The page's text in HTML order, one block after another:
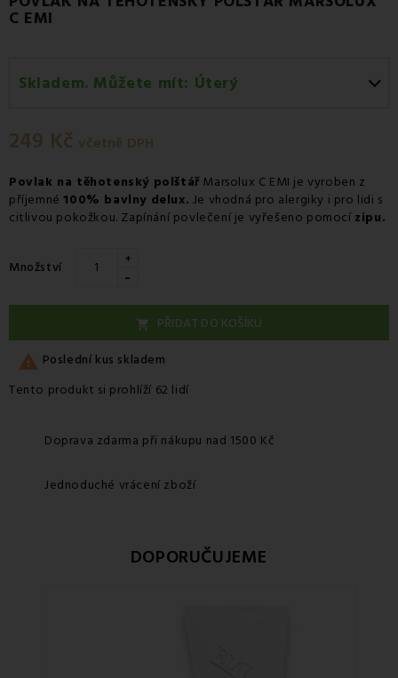
C EMI
Skladem. Můžete mít: Úterý
Zásilkovna.
249 Kč včetně DPH
Povlak na těhotenský polštář Marsolux C EMI je vyroben z
příjemné100% bavlny delux. Je vhodná pro alergiky i pro lidi s
citlivou pokožkou. Zapínání povlečení je vyřešeno pomocí zipu.
Množství +
-
 PŘIDAT DO KOŠÍKU
 Poslední kus skladem
Tento produkt si prohlíží 62 lidí
Doprava zdarma při nákupu nad 1500 Kč
Jednoduché vrácení zboží
DOPORUČUJEME